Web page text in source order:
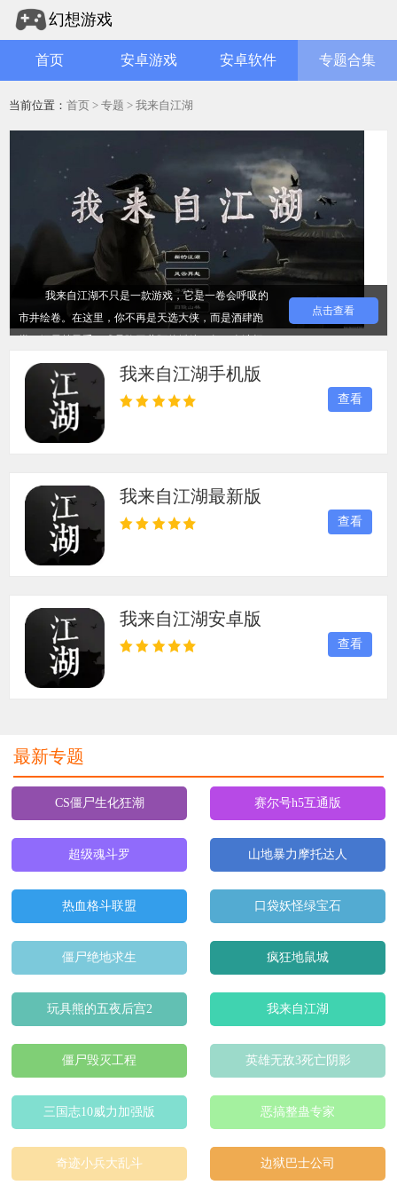
幻想游戏
首页 安卓游戏 安卓软件 专题合集
当前位置： 首页 > 专题 > 我来自江湖
我来自江湖不只是一款游戏，它是一卷会呼吸的
市井绘卷。在这里，你不再是天选大侠，而是酒肆跑
堂、镖局趟子手，或是隐于巷陌的绣娘。每一次选择
都如投石入水，涟漪荡开宿命纠葛。没有强制的任务
线，只有茶馆听来的秘闻、雨夜叩门的求助。武功招
式需从卖艺老者处偷师，神兵利器或藏于铁匠铺的废
铁堆。恩怨情仇皆由你执笔，是快意恩仇，还是大隐
点击查看
查看
我来自江湖手机版
查看
我来自江湖最新版
查看
我来自江湖安卓版
最新专题
CS僵尸生化狂潮 赛尔号h5互通版
超级魂斗罗 山地暴力摩托达人
热血格斗联盟 口袋妖怪绿宝石
僵尸绝地求生 疯狂地鼠城
玩具熊的五夜后宫2 我来自江湖
僵尸毁灭工程 英雄无敌3死亡阴影
三国志10威力加强版 恶搞整蛊专家
奇迹小兵大乱斗 边狱巴士公司